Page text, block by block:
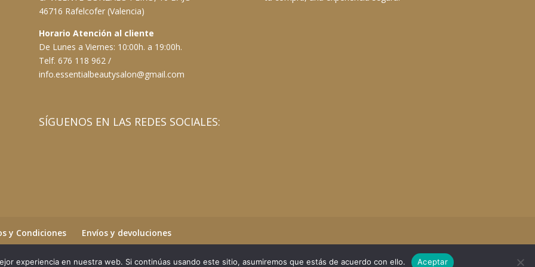
46716 Rafelcofer (Valencia)
Horario Atención al cliente
De Lunes a Viernes: 10:00h. a 19:00h.
Telf. 676 118 962 /
info.essentialbeautysalon@gmail.com
SÍGUENOS EN LAS REDES SOCIALES:
y Condiciones Envíos y devoluciones
experiencia en nuestra web. Si continúas usando este sitio, asumiremos que estás de acuerdo con ello. Aceptar